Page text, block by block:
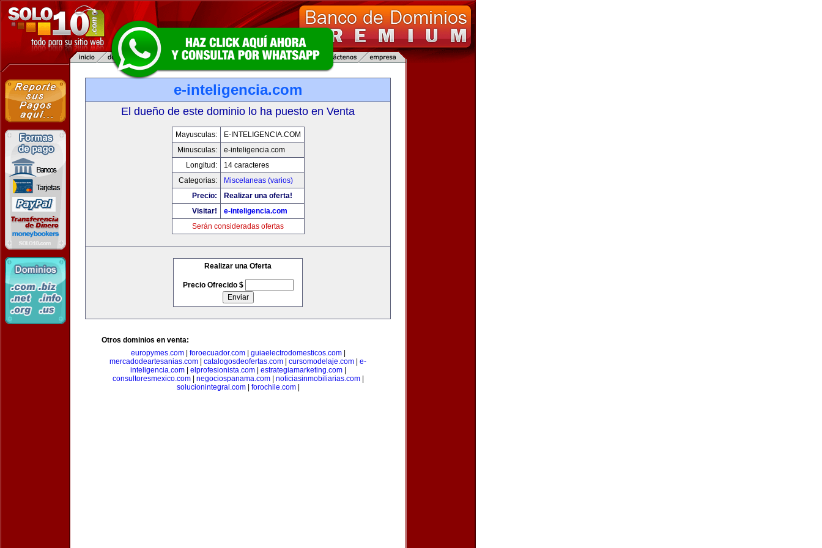
e-inteligencia.com
El dueño de este dominio lo ha puesto en Venta
Mayusculas:
E-INTELIGENCIA.COM
Minusculas:
e-inteligencia.com
Longitud:
14 caracteres
Categorias:
Miscelaneas (varios)
Precio:
Realizar una oferta!
Visitar!
e-inteligencia.com
Serán consideradas ofertas
Realizar una Oferta
Precio Ofrecido $
Otros dominios en venta:
europymes.com| foroecuador.com| guiaelectrodomesticos.com|
mercadodeartesanias.com
catalogosdeofertas.com cursomodelaje.com
e-
inteligencia.com| elprofesionista.com| estrategiamarketing.com|
consultoresmexico.com| negociospanama.com| noticiasinmobiliarias.com|
solucionintegral.com| forochile.com|